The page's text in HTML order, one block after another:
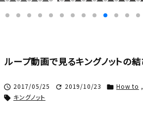
ループ動画で見るキングノットの
 2017/05/25  2019/10/23  How to ,
 キングノット